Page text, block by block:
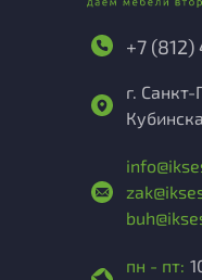
+7
г.
пн - пт: